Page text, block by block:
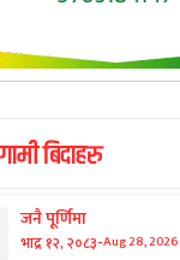
बिदाहरु
जनै पूर्णिमा
भाद्र १२, २०८३-Aug 28, 2026